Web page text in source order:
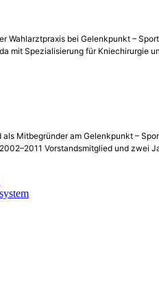
Wahlarztpraxis bei Gelenkpunkt –
mit Spezialisierung für Kniechirurgie
Mitbegründer am Gelenkpunkt –
Vorstandsmitglied und zwei